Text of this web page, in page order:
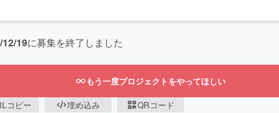
12/19に募集を終了しました
もう一度プロジェクトをやってほしい
コピー 埋め込み QRコード